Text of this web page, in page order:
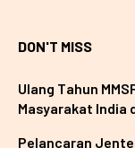
DON'T MISS
Ulang Tahun
Masyarakat India
Pelancaran